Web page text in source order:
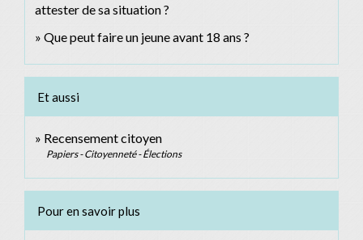
attester de sa situation ?
Que peut faire un jeune avant 18 ans ?
Et aussi
Recensement citoyen
Papiers - Citoyenneté - Élections
Pour en savoir plus